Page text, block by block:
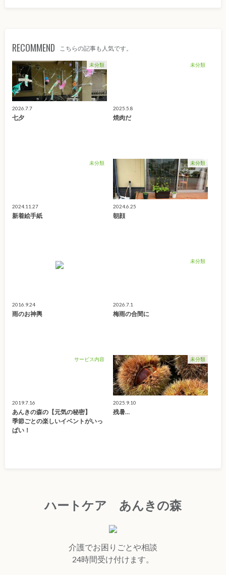
RECOMMEND こちらの記事も人気です。
未分類
2026.7.7
七夕
未分類
2025.5.8
焼肉だ
未分類
2024.11.27
新着絵手紙
未分類
2024.6.25
朝顔
2016.9.24
雨のお神輿
未分類
2026.7.1
梅雨の合間に
サービス内容
2019.7.16
あんきの森の【元気の秘密】
季節ごとの楽しいイベントがいっ
ぱい！
未分類
2025.9.10
残暑…
ハートケア あんきの森
介護でお困りごとや相談
24時間受け付けます。